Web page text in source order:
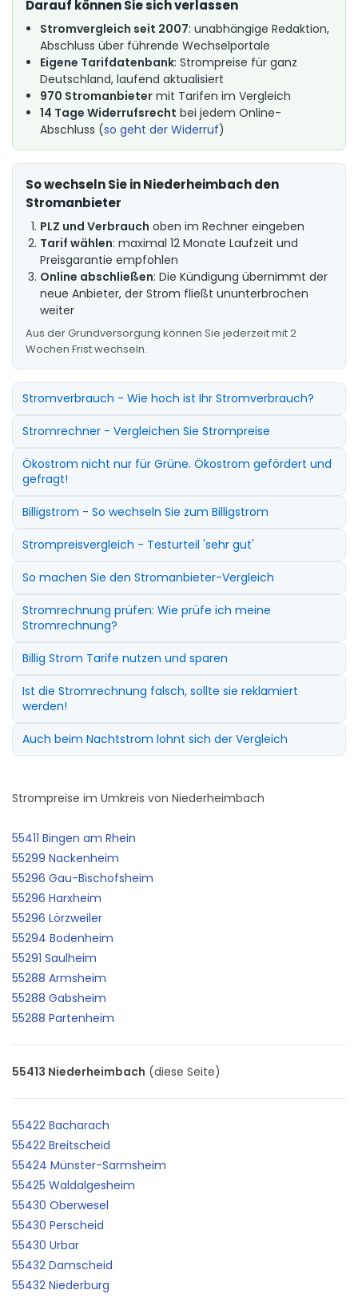
Darauf können Sie sich verlassen
Stromvergleich seit 2007: unabhängige Redaktion,
Abschluss über führende Wechselportale
Eigene Tarifdatenbank: Strompreise für ganz
Deutschland, laufend aktualisiert
970 Stromanbieter mit Tarifen im Vergleich
14 Tage Widerrufsrecht bei jedem Online-
Abschluss (so geht der Widerruf)
So wechseln Sie in Niederheimbach den
Stromanbieter
PLZ und Verbrauch oben im Rechner eingeben
Tarif wählen: maximal 12 Monate Laufzeit und
Preisgarantie empfohlen
Online abschließen: Die Kündigung übernimmt der
neue Anbieter, der Strom fließt ununterbrochen
weiter
Aus der Grundversorgung können Sie jederzeit mit 2
Wochen Frist wechseln.
Stromverbrauch - Wie hoch ist Ihr Stromverbrauch?
Stromrechner - Vergleichen Sie Strompreise
Ökostrom nicht nur für Grüne. Ökostrom gefördert und
gefragt!
Billigstrom - So wechseln Sie zum Billigstrom
Strompreisvergleich - Testurteil 'sehr gut'
So machen Sie den Stromanbieter-Vergleich
Stromrechnung prüfen: Wie prüfe ich meine
Stromrechnung?
Billig Strom Tarife nutzen und sparen
Ist die Stromrechnung falsch, sollte sie reklamiert
werden!
Auch beim Nachtstrom lohnt sich der Vergleich
Strompreise im Umkreis von Niederheimbach
55411 Bingen am Rhein
55299 Nackenheim
55296 Gau-Bischofsheim
55296 Harxheim
55296 Lörzweiler
55294 Bodenheim
55291 Saulheim
55288 Armsheim
55288 Gabsheim
55288 Partenheim
55413 Niederheimbach (diese Seite)
55422 Bacharach
55422 Breitscheid
55424 Münster-Sarmsheim
55425 Waldalgesheim
55430 Oberwesel
55430 Perscheid
55430 Urbar
55432 Damscheid
55432 Niederburg